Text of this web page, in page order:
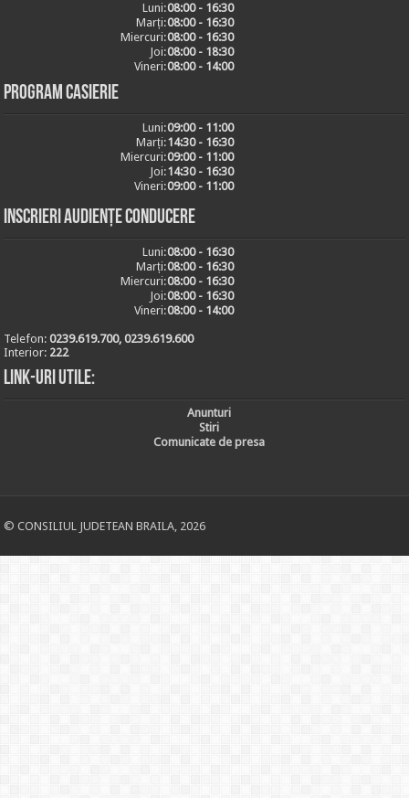
Luni:08:00 - 16:30
Marți:08:00 - 16:30
Miercuri:08:00 - 16:30
Joi:08:00 - 18:30
Vineri:08:00 - 14:00
Program casierie
Luni:09:00 - 11:00
Marți:14:30 - 16:30
Miercuri:09:00 - 11:00
Joi:14:30 - 16:30
Vineri:09:00 - 11:00
Inscrieri audiențe conducere
Luni:08:00 - 16:30
Marți:08:00 - 16:30
Miercuri:08:00 - 16:30
Joi:08:00 - 16:30
Vineri:08:00 - 14:00
Telefon:0239.619.700, 0239.619.600
Interior: 222
Link-uri utile:
Anunturi
Stiri
Comunicate de presa
© CONSILIUL JUDETEAN BRAILA, 2026